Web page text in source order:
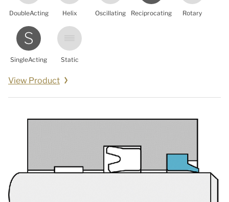
DoubleActing Helix Oscillating Reciprocating Rotary
SingleActing Static
View Product